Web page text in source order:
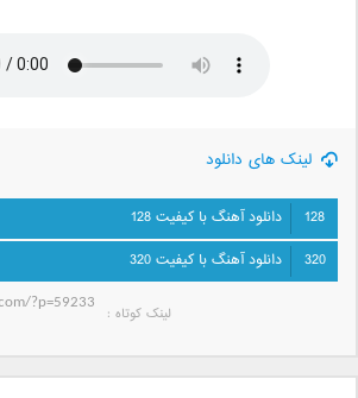
لینک های دانلود
128
دانلود آهنگ با کیفیت 128
320
دانلود آهنگ با کیفیت 320
لینک کوتاه‌ :